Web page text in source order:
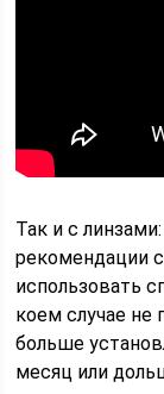
Так и с
рекомендации
использовать
коем случае не
больше
месяц или